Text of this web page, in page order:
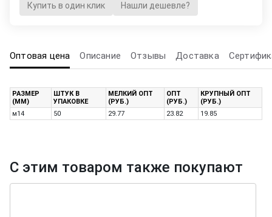
Купить в один клик Нашли дешевле?
Оптовая цена Описание Отзывы Доставка
РАЗМЕР
(ММ)
ШТУК В
УПАКОВКЕ
МЕЛКИЙ ОПТ
(РУБ.)
ОПТ
(РУБ.)
КРУПНЫЙ ОПТ
(РУБ.)
м14
50 29.77 23.82 19.85
С этим товаром также покупают